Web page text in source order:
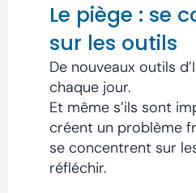
Le piège : se
sur les outils
De nouveaux outils
chaque jour.
Et même s’ils sont
créent un problème
se concentrent sur
réfléchir.